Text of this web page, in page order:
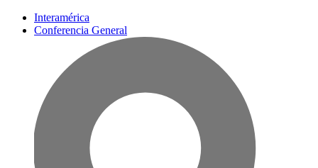
Interamérica
Conferencia General